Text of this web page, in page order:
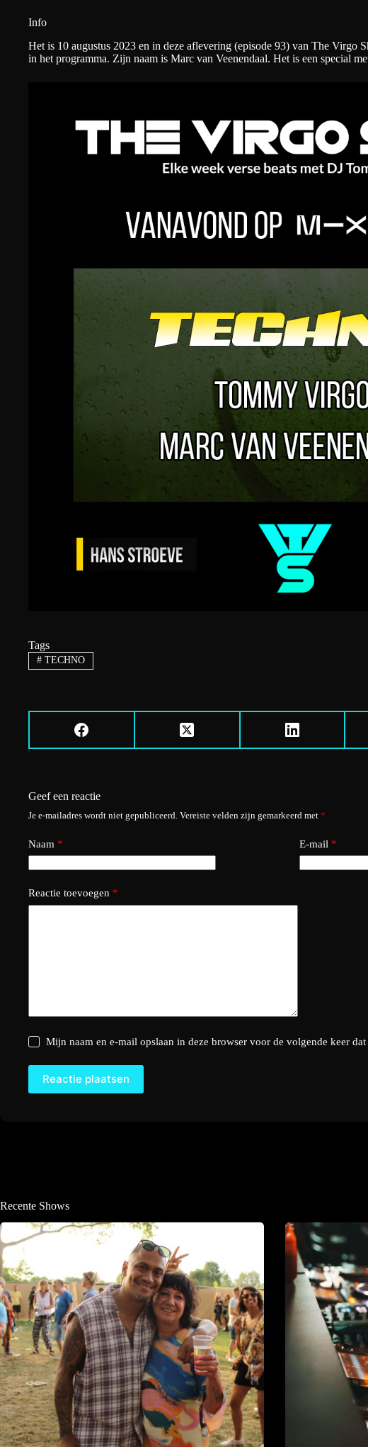
Info
Het is 10 augustus 2023 en in deze aflevering (episode 93) van The Virgo
in het programma. Zijn naam is Marc van Veenendaal. Het is een special
Tags
#TECHNO
Geef een reactie
Je e-mailadres wordt niet gepubliceerd. Vereiste velden zijn gemarkeerd met *
Naam * E-mail *
Reactie toevoegen *
Mijn naam en e-mail opslaan in deze browser voor de volgende keer dat
Reactie plaatsen
Recente Shows